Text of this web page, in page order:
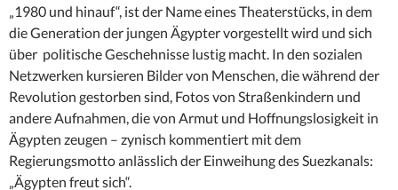
„1980 und hinauf“, ist der Name eines Theaterstücks, in dem
die Generation der jungen Ägypter vorgestellt wird und sich
über politische Geschehnisse lustig macht. In den sozialen
Netzwerken kursieren Bilder von Menschen, die während der
Revolution gestorben sind, Fotos von Straßenkindern und
andere Aufnahmen, die von Armut und Hoffnungslosigkeit in
Ägypten zeugen – zynisch kommentiert mit dem
Regierungsmotto anlässlich der Einweihung des Suezkanals:
„Ägypten freut sich“.